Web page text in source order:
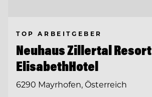
TOP ARBEITGEBER
Neuhaus Zillertal
ElisabethHotel
6290 Mayrhofen, Österreich